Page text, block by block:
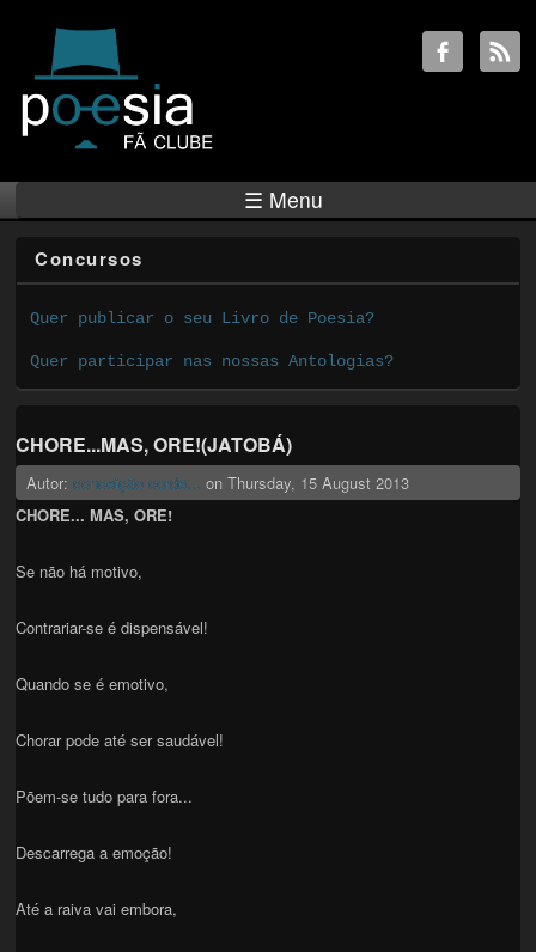
☰ Menu
Concursos
Quer publicar o seu Livro de Poesia?
Quer participar nas nossas Antologias?
CHORE...MAS, ORE!(JATOBÁ)
Autor:conceição corde... onThursday, 15 August 2013
CHORE... MAS, ORE!
Se não há motivo,
Contrariar-se é dispensável!
Quando se é emotivo,
Chorar pode até ser saudável!
Põem-se tudo para fora...
Descarrega a emoção!
Até a raiva vai embora,